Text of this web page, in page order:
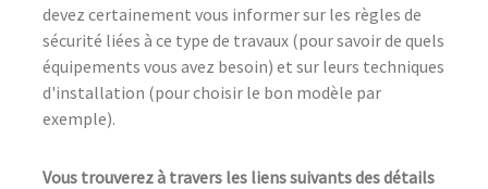
devez certainement vous informer sur les règles de
sécurité liées à ce type de travaux (pour savoir de quels
équipements vous avez besoin) et sur leurs techniques
d'installation (pour choisir le bon modèle par
exemple).
Vous trouverez à travers les liens suivants des détails